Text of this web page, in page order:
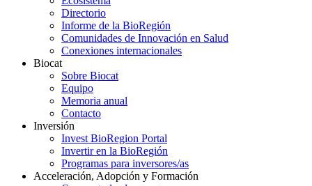
Directorio
Informe de la BioRegión
Comunidades de Innovación en Salud
Conexiones internacionales
Biocat
Sobre Biocat
Equipo
Memoria anual
Contacto
Inversión
Invest BioRegion Portal
Invertir en la BioRegión
Programas para inversores/as
Acceleración, Adopción y Formación